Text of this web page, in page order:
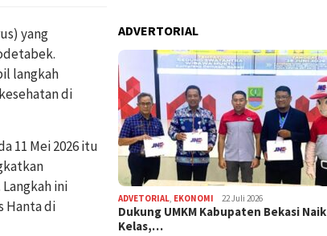
yang
langkah
di
11 Mei 2026 itu
ini
Hanta di
ADVERTORIAL
ADVETORIAL EKONOMI 22 Juli 2026
Dukung UMKM Kabupaten Bekasi Naik
Kelas,…